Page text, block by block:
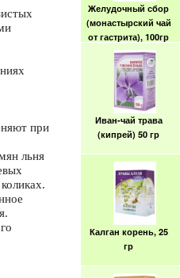
(монастырский чай
от гастрита), 100гр
Иван-чай трава
(кипрей) 50 гр
Калган корень, 25
гр
при
льня